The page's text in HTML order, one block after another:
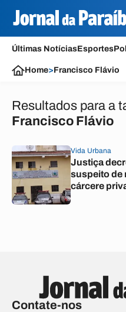
Últimas NotíciasEsportes
Home>Francisco Flávio
Resultados para a
Francisco Flávio
Vida Urbana
Justiça
suspeito de
cárcere
Contate-nos